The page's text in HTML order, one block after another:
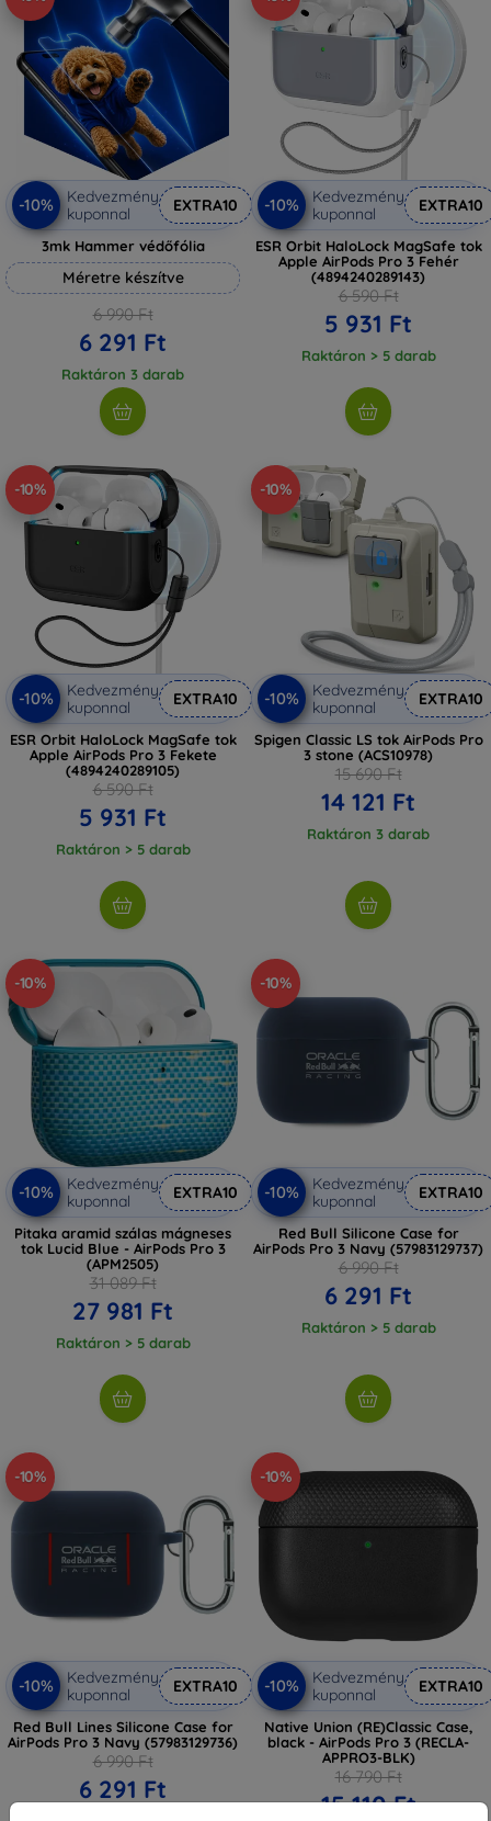
-10%
Kedvezmény
kuponnal
EXTRA10
3mk Hammer védőfólia
Méretre készítve
6 990 Ft
6 291 Ft
Raktáron 3 darab
-10%
Kedvezmény
kuponnal
EXTRA10
ESR Orbit HaloLock MagSafe tok
Apple AirPods Pro 3 Fehér
(4894240289143)
6 590 Ft
5 931 Ft
Raktáron > 5 darab
-10%
-10%
Kedvezmény
kuponnal
EXTRA10
ESR Orbit HaloLock MagSafe tok
Apple AirPods Pro 3 Fekete
(4894240289105)
6 590 Ft
5 931 Ft
Raktáron > 5 darab
-10%
-10%
Kedvezmény
kuponnal
EXTRA10
Spigen Classic LS tok AirPods Pro
3 stone (ACS10978)
15 690 Ft
14 121 Ft
Raktáron 3 darab
-10%
-10%
Kedvezmény
kuponnal
EXTRA10
Pitaka aramid szálas mágneses
tok Lucid Blue - AirPods Pro 3
(APM2505)
31 089 Ft
27 981 Ft
Raktáron > 5 darab
-10%
-10%
Kedvezmény
kuponnal
EXTRA10
Red Bull Silicone Case for
AirPods Pro 3 Navy (57983129737)
6 990 Ft
6 291 Ft
Raktáron > 5 darab
-10%
-10%
Kedvezmény
kuponnal
EXTRA10
Red Bull Lines Silicone Case for
AirPods Pro 3 Navy (57983129736)
6 990 Ft
6 291 Ft
-10%
-10%
Kedvezmény
kuponnal
EXTRA10
Native Union (RE)Classic Case,
black - AirPods Pro 3 (RECLA-
APPRO3-BLK)
16 790 Ft
15 110 Ft